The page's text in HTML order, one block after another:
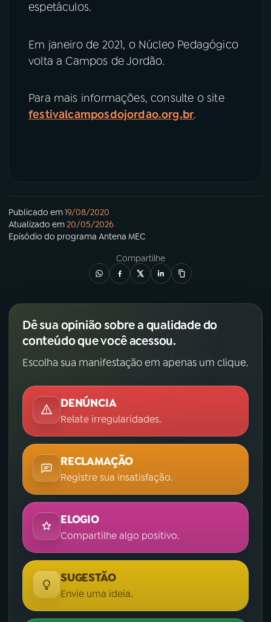
espetáculos.
Em janeiro de 2021, o Núcleo Pedagógico
volta a Campos de Jordão.
Para mais informações, consulte o site
festivalcamposdojordao.org.br.
Publicado em19/08/2020
Atualizado em20/05/2026
Episódio do programa Antena MEC
Compartilhe
Dê sua opinião sobre a qualidade do
conteúdo que você acessou.
Escolha sua manifestação em apenas um clique.
DENÚNCIA
Relate irregularidades.
RECLAMAÇÃO
Registre sua insatisfação.
ELOGIO
Compartilhe algo positivo.
SUGESTÃO
Envie uma ideia.